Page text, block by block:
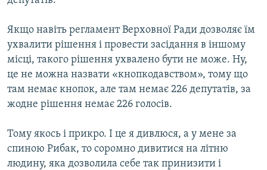
Якщо навіть регламент Верховної Ради дозволяє їм
ухвалити рішення і провести засідання в іншому
місці, такого рішення ухвалено бути не може. Ну,
це не можна назвати «кнопкодавством», тому що
там немає кнопок, але там немає 226 депутатів, за
жодне рішення немає 226 голосів.
Тому якось і прикро. І це я дивлюся, а у мене за
спиною Рибак, то соромно дивитися на літню
людину, яка дозволила себе так принизити і